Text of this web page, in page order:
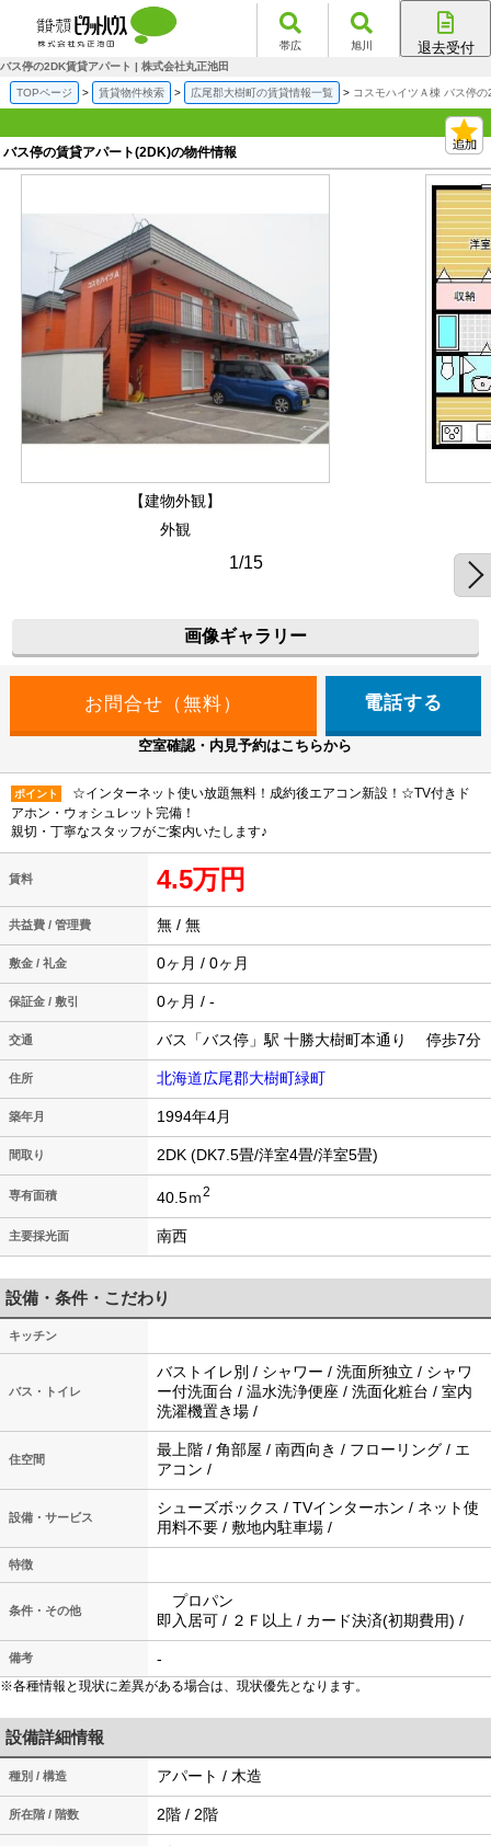
帯広 旭川 退去受付
バス停の2DK賃貸アパート | 株式会社丸正池田
TOPページ 賃貸物件検索 広尾郡大樹町の賃貸情報一覧 コスモハイツＡ棟 バス停
バス停の賃貸アパート(2DK)の物件情報
【建物外観】
外観
1/15
画像ギャラリー
電話する
空室確認・内見予約はこちらから
ポイント
☆インターネット使い放題無料！成約後エアコン新設！☆TV付きド
アホン・ウォシュレット完備！
親切・丁寧なスタッフがご案内いたします♪
賃料 4.5万円
共益費 / 管理費 無 / 無
敷金 / 礼金 0ヶ月 / 0ヶ月
保証金 / 敷引 0ヶ月 / -
交通 バス「バス停」駅 十勝大樹町本通り 停歩7分
住所 北海道広尾郡大樹町緑町
築年月 1994年4月
間取り 2DK (DK7.5畳/洋室4畳/洋室5畳)
専有面積 40.5ｍ2
主要採光面 南西
設備・条件・こだわり
キッチン
バス・トイレ
バストイレ別 / シャワー / 洗面所独立 / シャワ
ー付洗面台 / 温水洗浄便座 / 洗面化粧台 / 室内
洗濯機置き場 /
住空間
最上階 / 角部屋 / 南西向き / フローリング / エ
アコン /
設備・サービス
シューズボックス / TVインターホン / ネット使
用料不要 / 敷地内駐車場 /
特徴
条件・その他
プロパン
即入居可 / ２Ｆ以上 / カード決済(初期費用) /
備考 -
※各種情報と現状に差異がある場合は、現状優先となります。
設備詳細情報
種別 / 構造 アパート / 木造
所在階 / 階数 2階 / 2階